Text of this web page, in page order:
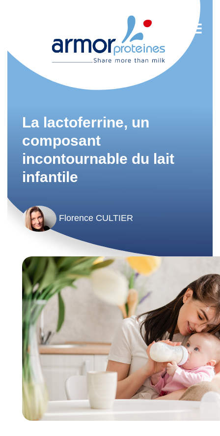
Agroalimentaire
Tendances
Actualités
La lactoferrine, un
composant
incontournable du lait
infantile
Florence CULTIER